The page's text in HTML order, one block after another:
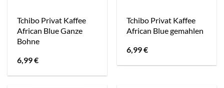
Tchibo Privat Kaffee
African Blue Ganze
Bohne
6,99€
Tchibo Privat Kaffee
African Blue gemahlen
6,99€